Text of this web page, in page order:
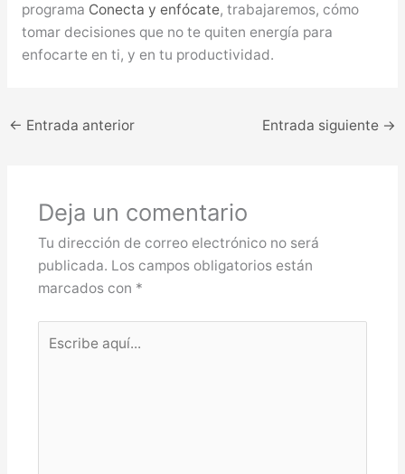
programa Conecta y enfócate, trabajaremos, cómo
tomar decisiones que no te quiten energía para
enfocarte en ti, y en tu productividad.
← Entrada anterior Entrada siguiente →
Deja un comentario
Tu dirección de correo electrónico no será
publicada. Los campos obligatorios están
marcados con *
aquí...